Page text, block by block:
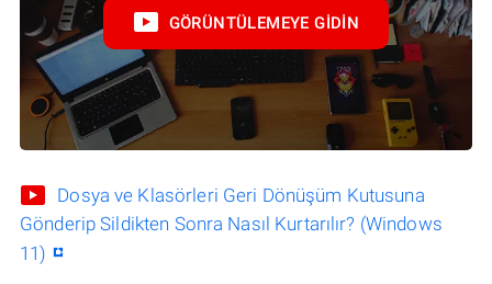
GÖRÜNTÜLEMEYE GIDIN
Dosya ve Klasörleri Geri Dönüşüm Kutusuna
Gönderip Sildikten Sonra Nasıl Kurtarılır? (Windows
11)